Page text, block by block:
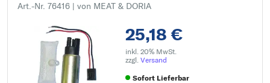
Art.-Nr. 76416 | von MEAT & DORIA
25,18 €
inkl. 20% MwSt.
zzgl. Versand
Sofort Lieferbar